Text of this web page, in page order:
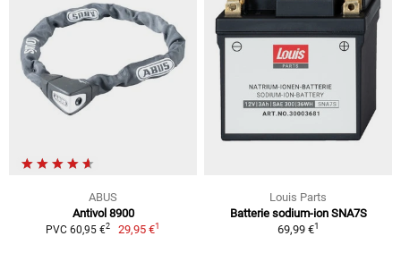
ABUS
Antivol 8900
PVC 60,95 €2 29,95 €1
Louis Parts
Batterie sodium-ion SNA7S
69,99 €1